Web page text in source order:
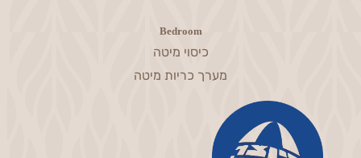
Bedroom
כיסוי מיטה
מערך כריות מיטה